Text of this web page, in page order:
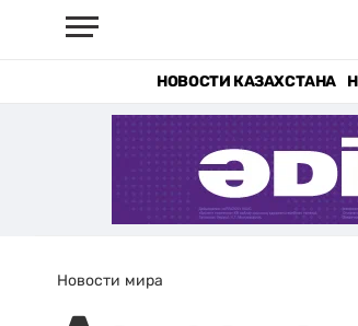
НОВОСТИ КАЗАХСТАНА
Новости мира